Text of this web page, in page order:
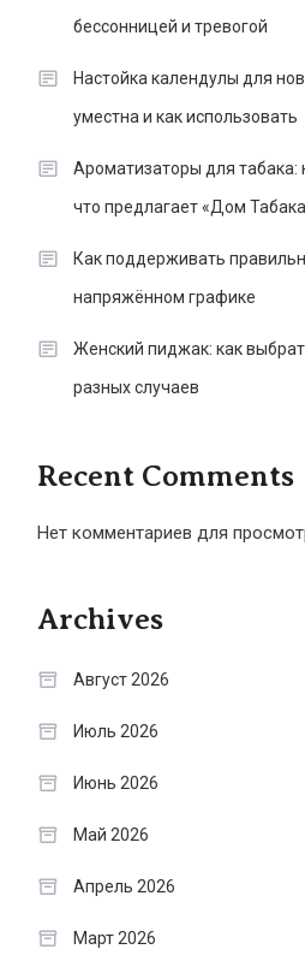
бессонницей и тревогой
Настойка календулы для
уместна и как использовать
Ароматизаторы для табака:
что предлагает «Дом
Как поддерживать
напряжённом графике
Женский пиджак: как
разных случаев
Recent Comments
Нет комментариев для
Archives
Август 2026
Июль 2026
Июнь 2026
Май 2026
Апрель 2026
Март 2026